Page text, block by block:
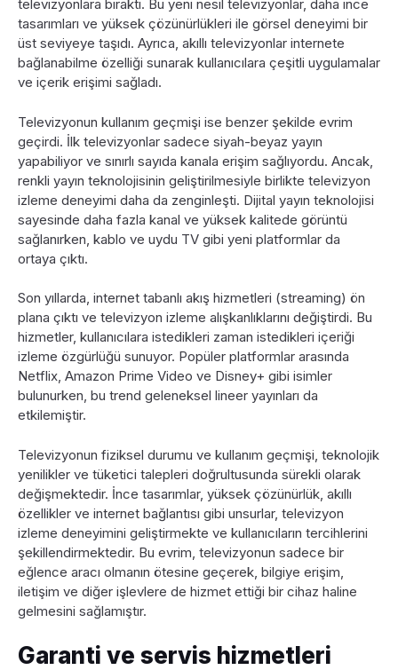
televizyonlara bıraktı. Bu yeni nesil televizyonlar, daha ince
tasarımları ve yüksek çözünürlükleri ile görsel deneyimi bir
üst seviyeye taşıdı. Ayrıca, akıllı televizyonlar internete
bağlanabilme özelliği sunarak kullanıcılara çeşitli uygulamalar
ve içerik erişimi sağladı.
Televizyonun kullanım geçmişi ise benzer şekilde evrim
geçirdi. İlk televizyonlar sadece siyah-beyaz yayın
yapabiliyor ve sınırlı sayıda kanala erişim sağlıyordu. Ancak,
renkli yayın teknolojisinin geliştirilmesiyle birlikte televizyon
izleme deneyimi daha da zenginleşti. Dijital yayın teknolojisi
sayesinde daha fazla kanal ve yüksek kalitede görüntü
sağlanırken, kablo ve uydu TV gibi yeni platformlar da
ortaya çıktı.
Son yıllarda, internet tabanlı akış hizmetleri (streaming) ön
plana çıktı ve televizyon izleme alışkanlıklarını değiştirdi. Bu
hizmetler, kullanıcılara istedikleri zaman istedikleri içeriği
izleme özgürlüğü sunuyor. Popüler platformlar arasında
Netflix, Amazon Prime Video ve Disney+ gibi isimler
bulunurken, bu trend geleneksel lineer yayınları da
etkilemiştir.
Televizyonun fiziksel durumu ve kullanım geçmişi, teknolojik
yenilikler ve tüketici talepleri doğrultusunda sürekli olarak
değişmektedir. İnce tasarımlar, yüksek çözünürlük, akıllı
özellikler ve internet bağlantısı gibi unsurlar, televizyon
izleme deneyimini geliştirmekte ve kullanıcıların tercihlerini
şekillendirmektedir. Bu evrim, televizyonun sadece bir
eğlence aracı olmanın ötesine geçerek, bilgiye erişim,
iletişim ve diğer işlevlere de hizmet ettiği bir cihaz haline
gelmesini sağlamıştır.
Garanti ve servis hizmetleri